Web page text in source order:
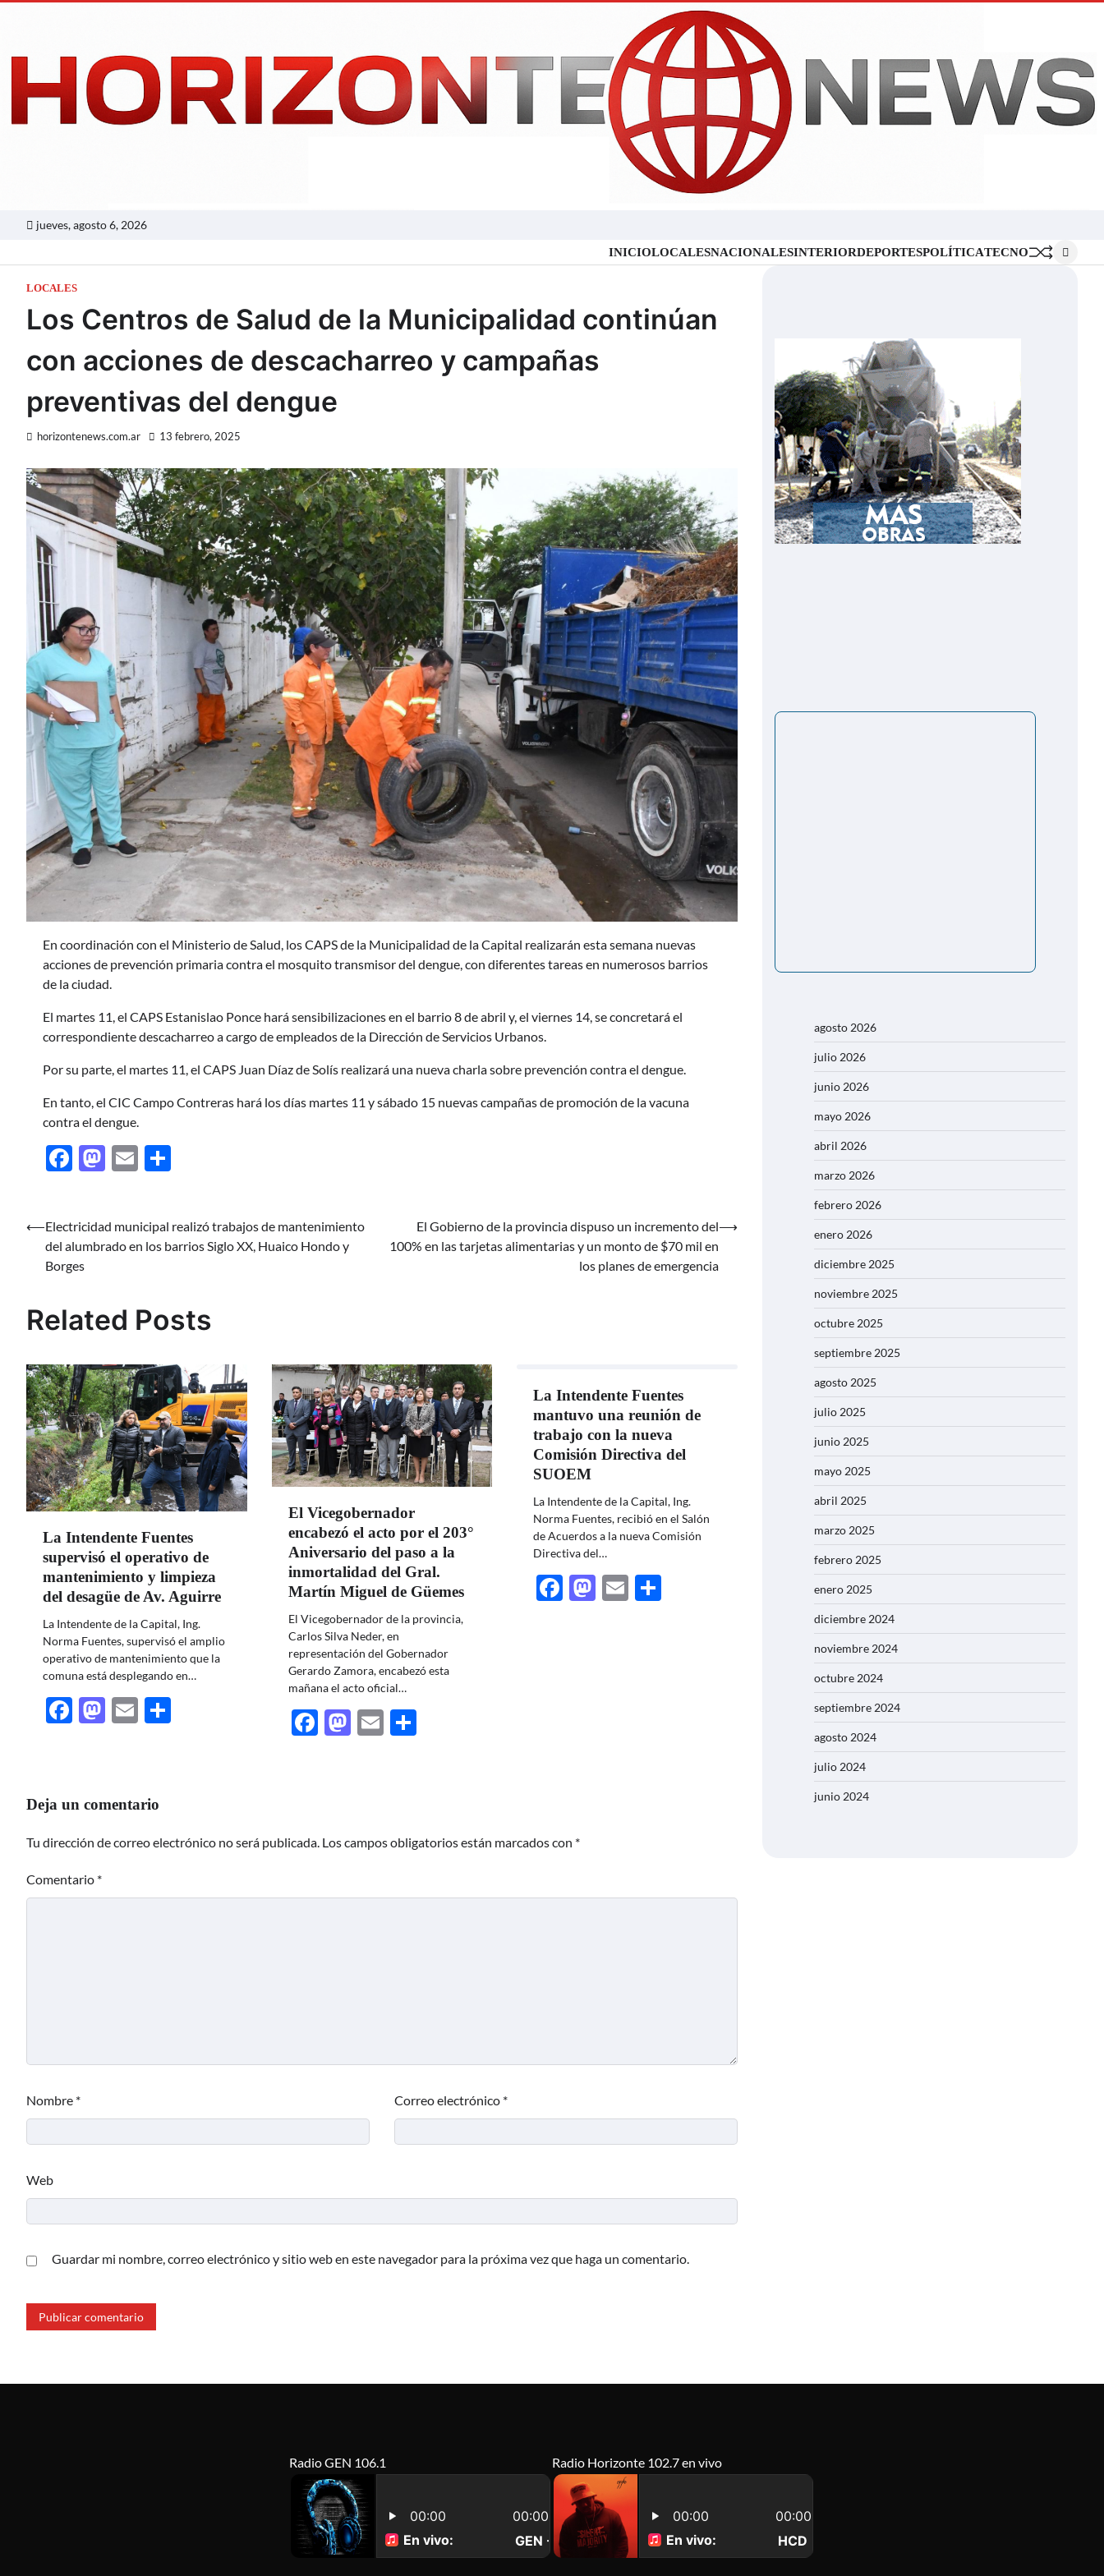
jueves, agosto 6, 2026
INICIOLOCALESNACIONALESINTERIORDEPORTESPOLÍTICATECNO
LOCALES
Los Centros de Salud de la Municipalidad continúan
con acciones de descacharreo y campañas
preventivas del dengue
horizontenews.com.ar 13 febrero, 2025
En coordinación con el Ministerio de Salud, los CAPS de la Municipalidad de la Capital realizarán esta semana nuevas
acciones de prevención primaria contra el mosquito transmisor del dengue, con diferentes tareas en numerosos barrios
de la ciudad.
El martes 11, el CAPS Estanislao Ponce hará sensibilizaciones en el barrio 8 de abril y, el viernes 14, se concretará el
correspondiente descacharreo a cargo de empleados de la Dirección de Servicios Urbanos.
Por su parte, el martes 11, el CAPS Juan Díaz de Solís realizará una nueva charla sobre prevención contra el dengue.
En tanto, el CIC Campo Contreras hará los días martes 11 y sábado 15 nuevas campañas de promoción de la vacuna
contra el dengue.
Facebook
Mastodon
Email
Navegación
entradas
⟵Electricidad municipal realizó trabajos de mantenimiento
del alumbrado en los barrios Siglo XX, Huaico Hondo y
Borges
El Gobierno de la provincia dispuso un incremento del
100% en las tarjetas alimentarias y un monto de $70 mil en
los planes de emergencia
⟶
Related Posts
La Intendente Fuentes
supervisó el operativo de
mantenimiento y limpieza
del desagüe de Av. Aguirre
La Intendente de la Capital, Ing.
Norma Fuentes, supervisó el amplio
operativo de mantenimiento que la
comuna está desplegando en…
Facebook
Mastodon
Email
El Vicegobernador
encabezó el acto por el 203°
Aniversario del paso a la
inmortalidad del Gral.
Martín Miguel de Güemes
El Vicegobernador de la provincia,
Carlos Silva Neder, en
representación del Gobernador
Gerardo Zamora, encabezó esta
mañana el acto oficial…
Facebook
Mastodon
EmailShare
La Intendente Fuentes
mantuvo una reunión de
trabajo con la nueva
Comisión Directiva del
SUOEM
La Intendente de la Capital, Ing.
Norma Fuentes, recibió en el Salón
de Acuerdos a la nueva Comisión
Directiva del…
Facebook
Mastodon
Email
Deja un comentario
Tu dirección de correo electrónico no será publicada. Los campos obligatorios están marcados con *
Comentario *
Nombre * Correo electrónico *
Web
Guardar mi nombre, correo electrónico y sitio web en este navegador para la próxima vez que haga un comentario.
agosto 2026
julio 2026
junio 2026
mayo 2026
abril 2026
marzo 2026
febrero 2026
enero 2026
diciembre 2025
noviembre 2025
octubre 2025
septiembre 2025
agosto 2025
julio 2025
junio 2025
mayo 2025
abril 2025
marzo 2025
febrero 2025
enero 2025
diciembre 2024
noviembre 2024
octubre 2024
septiembre 2024
agosto 2024
julio 2024
junio 2024
Radio GEN 106.1 Radio Horizonte 102.7 en vivo